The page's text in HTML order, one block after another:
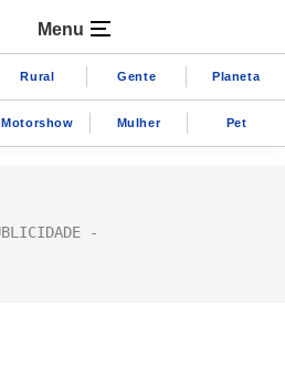
Menu
Rural Gente Planeta
Motorshow Mulher Pet